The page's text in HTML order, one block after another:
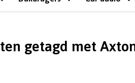
getagd met